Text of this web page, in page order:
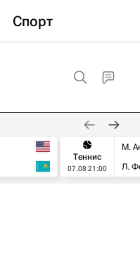
Спорт
Теннис
07.08 21:00
М.
Л.